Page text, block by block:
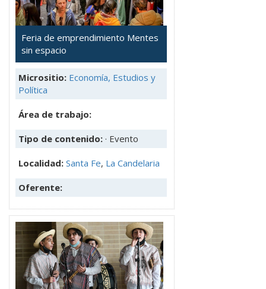
Feria de emprendimiento Mentes
sin espacio
Micrositio: Economía, Estudios y
Política
Área de trabajo:
Tipo de contenido: · Evento
Localidad: Santa Fe, La Candelaria
Oferente: